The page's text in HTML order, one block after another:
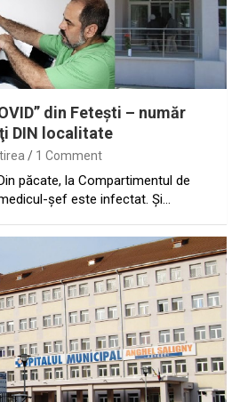
din Feteşti – număr
DIN localitate
1 Comment
păcate, la Compartimentul de
şef este infectat. Şi…